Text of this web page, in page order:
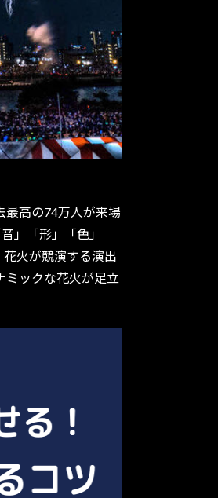
最高の74万人が来場
」「形」「色」
火が競演する演出
ミックな花火が足立